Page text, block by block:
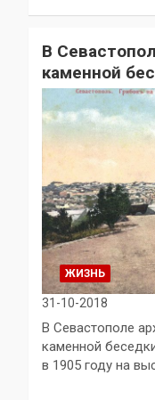
В
каменной
ЖИЗНЬ
31-10-2018
В Севастополе
каменной
в 1905 году на